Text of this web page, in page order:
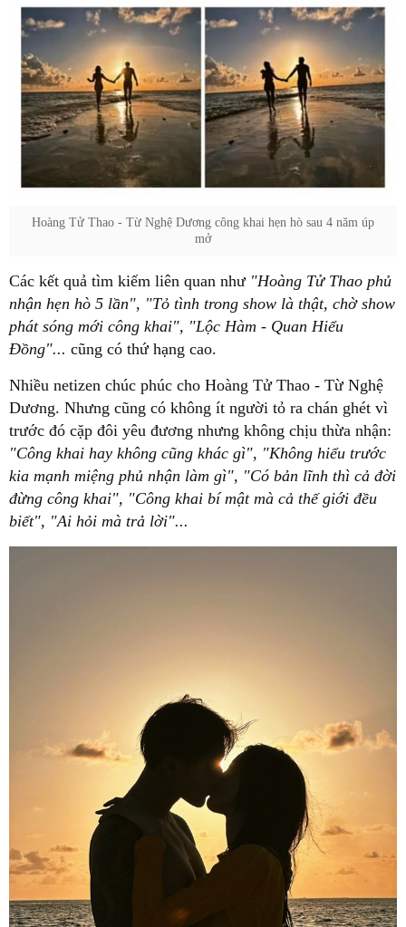
Hoàng Tử Thao - Từ Nghệ Dương công khai hẹn hò sau 4 năm úp
mở
Các kết quả tìm kiếm liên quan như "Hoàng Tử Thao phủ
nhận hẹn hò 5 lần", "Tỏ tình trong show là thật, chờ show
phát sóng mới công khai", "Lộc Hàm - Quan Hiểu
Đồng"... cũng có thứ hạng cao.
Nhiều netizen chúc phúc cho Hoàng Tử Thao - Từ Nghệ
Dương. Nhưng cũng có không ít người tỏ ra chán ghét vì
trước đó cặp đôi yêu đương nhưng không chịu thừa nhận:
"Công khai hay không cũng khác gì", "Không hiểu trước
kia mạnh miệng phủ nhận làm gì", "Có bản lĩnh thì cả đời
đừng công khai", "Công khai bí mật mà cả thế giới đều
biết", "Ai hỏi mà trả lời"...